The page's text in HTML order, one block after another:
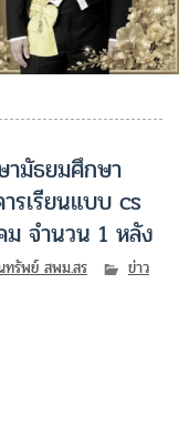
ามัธยมศึกษา
รเรียนแบบ cs
ม จำนวน 1 หลัง
ทรัพย์ สพม.สร
ข่าว